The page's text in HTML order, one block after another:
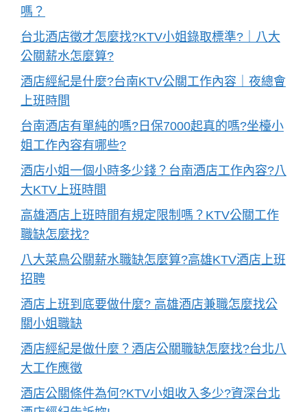
嗎？
台北酒店徵才怎麼找?KTV小姐錄取標準?｜八大
公關薪水怎麼算?
酒店經紀是什麼?台南KTV公關工作內容｜夜總會
上班時間
台南酒店有單純的嗎?日保7000起真的嗎?坐檯小
姐工作內容有哪些?
酒店小姐一個小時多少錢？台南酒店工作內容?八
大KTV上班時間
高雄酒店上班時間有規定限制嗎？KTV公關工作
職缺怎麼找?
八大菜鳥公關薪水職缺怎麼算?高雄KTV酒店上班
招聘
酒店上班到底要做什麼? 高雄酒店兼職怎麼找公
關小姐職缺
酒店經紀是做什麼？酒店公關職缺怎麼找?台北八
大工作應徵
酒店公關條件為何?KTV小姐收入多少?資深台北